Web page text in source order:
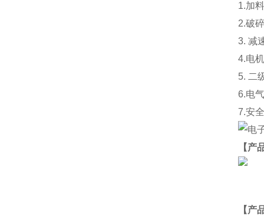
1.加
2.破
3. 减
4.电机
5. 二
6.电
7.安
【产
【产